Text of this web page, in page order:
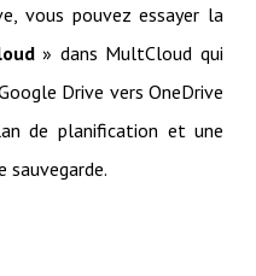
vous pouvez essayer la
» dans MultCloud qui
Drive vers OneDrive
de planification et une
sauvegarde.